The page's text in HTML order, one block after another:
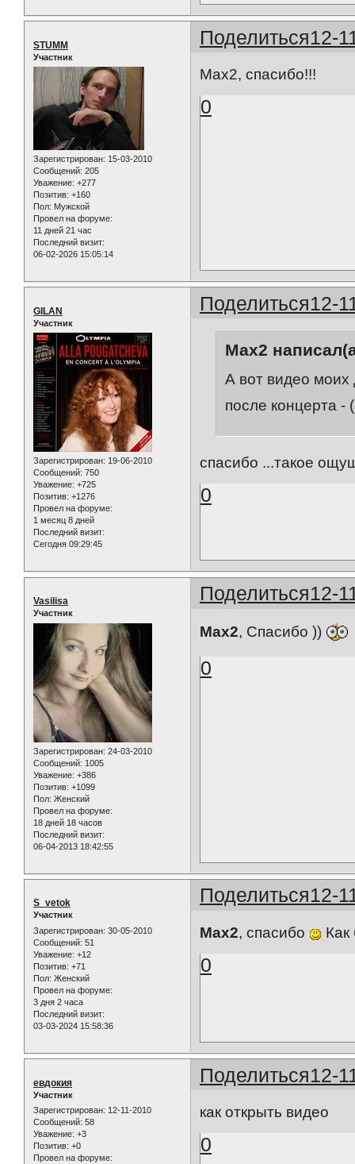
Поделиться12-
STUMM
Участник
Зарегистрирован: 15-03-2010
Сообщений: 205
Уважение: +277
Позитив: +160
Пол: Мужской
Провел на форуме:
11 дней 21 час
Последний визит:
06-02-2026 15:05:14
Max2, спасибо!!!
0
Поделиться12-
GILAN
Участник
Зарегистрирован: 19-06-2010
Сообщений: 750
Уважение: +725
Позитив: +1276
Провел на форуме:
1 месяц 8 дней
Последний визит:
Сегодня 09:29:45
Max2
А вот видео моих
после концерта -
спасибо ...такое
0
Поделиться12-
Vasilisa
Участник
Зарегистрирован: 24-03-2010
Сообщений: 1005
Уважение: +386
Позитив: +1099
Пол: Женский
Провел на форуме:
18 дней 18 часов
Последний визит:
06-04-2013 18:42:55
Max2, Спасибо ))
0
Поделиться12-
S_vetok
Участник
Зарегистрирован: 30-05-2010
Сообщений: 51
Уважение: +12
Позитив: +71
Пол: Женский
Провел на форуме:
3 дня 2 часа
Последний визит:
03-03-2024 15:58:36
Max2, спасибо Как
0
Поделиться12-
евдокия
Участник
Зарегистрирован: 12-11-2010
Сообщений: 58
Уважение: +3
Позитив: +0
Провел на форуме:
как открыть видео
0